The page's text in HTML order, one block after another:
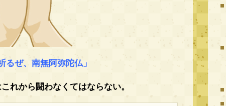
るぜ、南無阿弥陀仏」
れから闘わなくてはならない。